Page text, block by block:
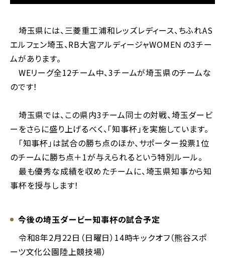
埼玉県には、三菱重工浦和レッズレディース、ちふれAS
エルフェン埼玉、RB大宮アルディージャWOMEＮの3チー
ムがあります。
WEリーグ全12チーム中、3チームが埼玉県のチームな
のです！
埼玉県では、この県内3チーム同士の対戦、埼玉ダービ
ーをさらに盛り上げるべく、「知事杯」を実施しています。
「知事杯」は試合の勝ち点のほか、サポーター投票1位
のチームに勝ち点＋1が与えられるという特別ルール。
最も優秀な成績を収めたチームに、埼玉県知事から知
事杯を授与します！
今後の埼玉ダービー知事杯の試合予定
令和8年2月22日（日曜日）14時キックオフ（熊谷スポ
ーツ文化公園陸上競技場）